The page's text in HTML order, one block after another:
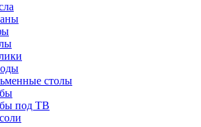
столы
под ТВ